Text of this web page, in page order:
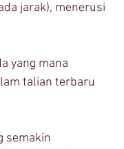
jarak), menerusi
yang mana
talian terbaru
semakin